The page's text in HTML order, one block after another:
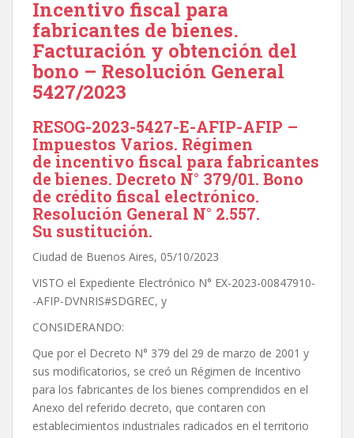
Incentivo fiscal para
fabricantes de bienes.
Facturación y obtención del
bono – Resolución General
5427/2023
RESOG-2023-5427-E-AFIP-AFIP –
Impuestos Varios. Régimen
de incentivo fiscal para fabricantes
de bienes. Decreto N° 379/01. Bono
de crédito fiscal electrónico.
Resolución General N° 2.557.
Su sustitución.
Ciudad de Buenos Aires, 05/10/2023
VISTO el Expediente Electrónico N° EX-2023-00847910-
-AFIP-DVNRIS#SDGREC, y
CONSIDERANDO:
Que por el Decreto N° 379 del 29 de marzo de 2001 y
sus modificatorios, se creó un Régimen de Incentivo
para los fabricantes de los bienes comprendidos en el
Anexo del referido decreto, que contaren con
establecimientos industriales radicados en el territorio